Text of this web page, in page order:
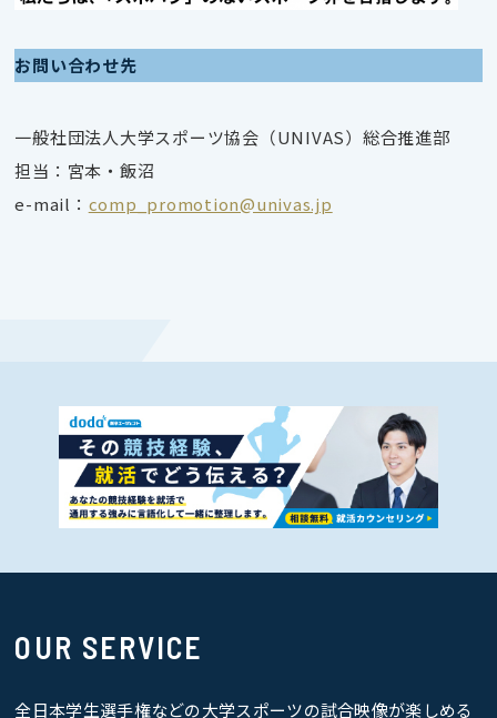
お問い合わせ先
一般社団法人大学スポーツ協会（UNIVAS）総合推進部
担当：宮本・飯沼
e-mail： comp_promotion@univas.jp
OUR SERVICE
全日本学生選手権などの大学スポーツの試合映像が楽しめる